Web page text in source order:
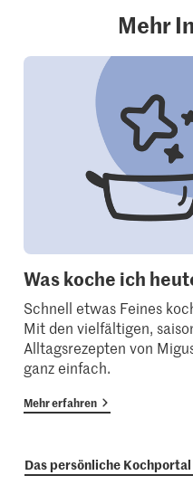
Mehr
Was koche ich
Schnell etwas Feines
Mit den vielfältigen,
Alltagsrezepten von
ganz einfach.
Mehr erfahren
Das persönliche